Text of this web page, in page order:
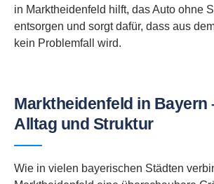
in Marktheidenfeld hilft, das Auto ohne
entsorgen und sorgt dafür, dass aus
kein Problemfall wird.
Marktheidenfeld in Bayern
Alltag und Struktur
Wie in vielen bayerischen Städten